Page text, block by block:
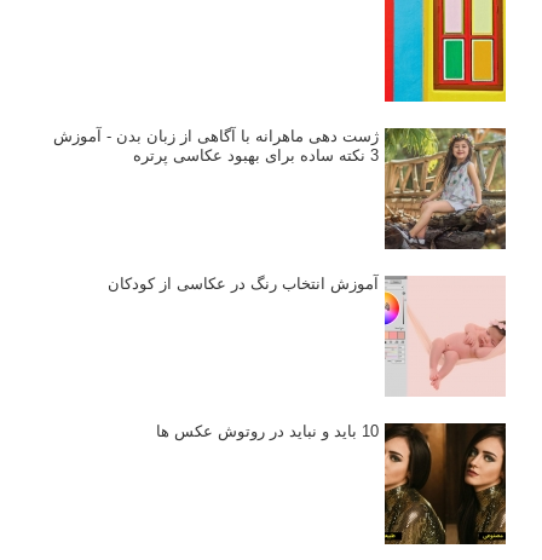
ژست دهی ماهرانه با آگاهی از زبان بدن - آموزش
3 نکته ساده برای بهبود عکاسی پرتره
آموزش انتخاب رنگ در عکاسی از کودکان
10 باید و نباید در روتوش عکس ها